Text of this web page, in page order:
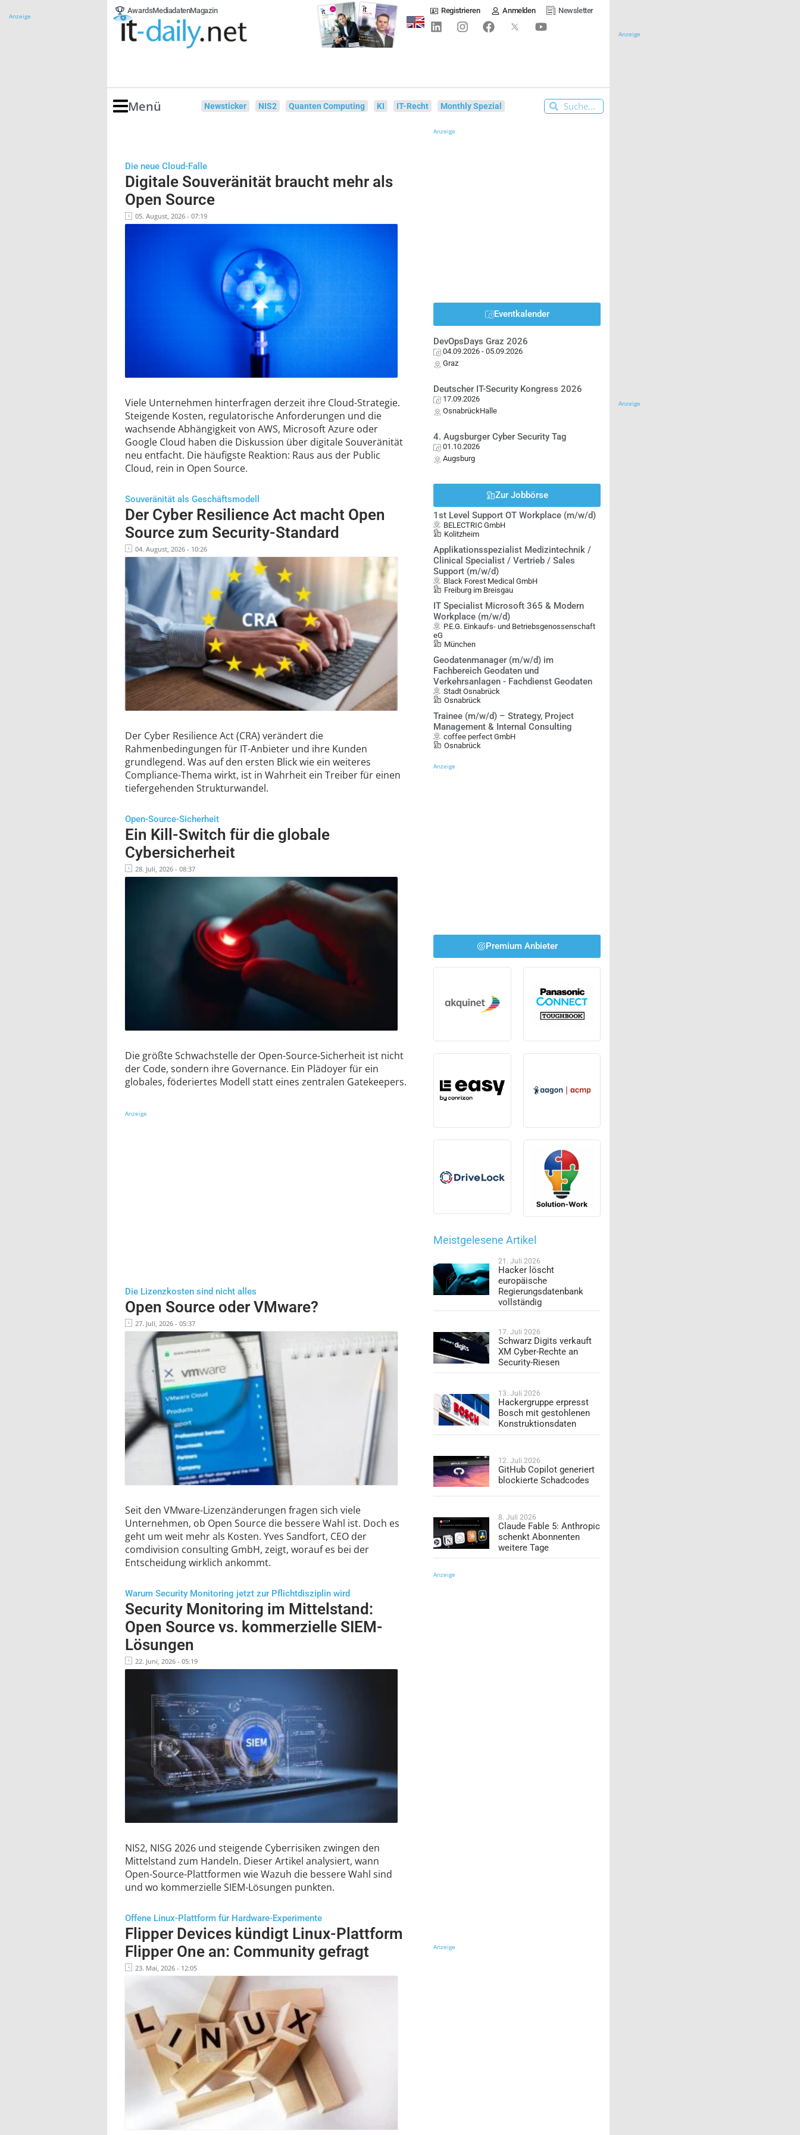
Anzeige
AwardsMediadatenMagazin Registrieren Anmelden Newsletter
Menü Newsticker NIS2 Quanten Computing KI IT-Recht Monthly Spezial
Die neue Cloud-Falle
Digitale Souveränität braucht mehr als
Open Source
05. August, 2026 - 07:19
Viele Unternehmen hinterfragen derzeit ihre Cloud-Strategie.
Steigende Kosten, regulatorische Anforderungen und die
wachsende Abhängigkeit von AWS, Microsoft Azure oder
Google Cloud haben die Diskussion über digitale Souveränität
neu entfacht. Die häufigste Reaktion: Raus aus der Public
Cloud, rein in Open Source.
Souveränität als Geschäftsmodell
Der Cyber Resilience Act macht Open
Source zum Security-Standard
04. August, 2026 - 10:26
Der Cyber Resilience Act (CRA) verändert die
Rahmenbedingungen für IT-Anbieter und ihre Kunden
grundlegend. Was auf den ersten Blick wie ein weiteres
Compliance-Thema wirkt, ist in Wahrheit ein Treiber für einen
tiefergehenden Strukturwandel.
Open-Source-Sicherheit
Ein Kill-Switch für die globale
Cybersicherheit
28. Juli, 2026 - 08:37
Die größte Schwachstelle der Open-Source-Sicherheit ist nicht
der Code, sondern ihre Governance. Ein Plädoyer für ein
globales, föderiertes Modell statt eines zentralen Gatekeepers.
Anzeige
Die Lizenzkosten sind nicht alles
Open Source oder VMware?
27. Juli, 2026 - 05:37
Seit den VMware-Lizenzänderungen fragen sich viele
Unternehmen, ob Open Source die bessere Wahl ist. Doch es
geht um weit mehr als Kosten. Yves Sandfort, CEO der
comdivision consulting GmbH, zeigt, worauf es bei der
Entscheidung wirklich ankommt.
Warum Security Monitoring jetzt zur Pflichtdisziplin wird
Security Monitoring im Mittelstand:
Open Source vs. kommerzielle SIEM-
Lösungen
22. Juni, 2026 - 05:19
NIS2, NISG 2026 und steigende Cyberrisiken zwingen den
Mittelstand zum Handeln. Dieser Artikel analysiert, wann
Open-Source-Plattformen wie Wazuh die bessere Wahl sind
und wo kommerzielle SIEM-Lösungen punkten.
Offene Linux-Plattform für Hardware-Experimente
Flipper Devices kündigt Linux-Plattform
Flipper One an: Community gefragt
23. Mai, 2026 - 12:05
Anzeige
Eventkalender
DevOpsDays Graz 2026
04.09.2026 - 05.09.2026
Graz
Deutscher IT-Security Kongress 2026
17.09.2026
OsnabrückHalle
4. Augsburger Cyber Security Tag
01.10.2026
Augsburg
Zur Jobbörse
1st Level Support OT Workplace (m/w/d)
BELECTRIC GmbH
Kolitzheim
Applikationsspezialist Medizintechnik /
Clinical Specialist / Vertrieb / Sales
Support (m/w/d)
Black Forest Medical GmbH
Freiburg im Breisgau
IT Specialist Microsoft 365 & Modern
Workplace (m/w/d)
P.E.G. Einkaufs- und Betriebsgenossenschaft
eG
München
Geodatenmanager (m/w/d) im
Fachbereich Geodaten und
Verkehrsanlagen - Fachdienst Geodaten
Stadt Osnabrück
Osnabrück
Trainee (m/w/d) – Strategy, Project
Management & Internal Consulting
coffee perfect GmbH
Osnabrück
Anzeige
Premium Anbieter
Meistgelesene Artikel
21. Juli 2026
Hacker löscht
europäische
Regierungsdatenbank
vollständig
17. Juli 2026
Schwarz Digits verkauft
XM Cyber-Rechte an
Security-Riesen
13. Juli 2026
Hackergruppe erpresst
Bosch mit gestohlenen
Konstruktionsdaten
12. Juli 2026
GitHub Copilot generiert
blockierte Schadcodes
8. Juli 2026
Claude Fable 5: Anthropic
schenkt Abonnenten
weitere Tage
Anzeige
Anzeige
Anzeige
Anzeige